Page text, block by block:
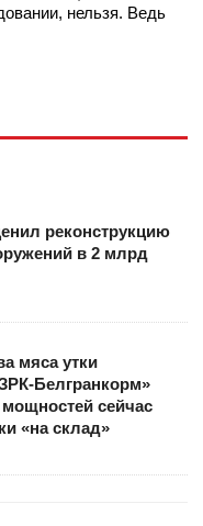
нельзя. Ведь
реконструкцию
в 2 млрд
мяса утки
Белгранкорм»
сейчас
«на склад»